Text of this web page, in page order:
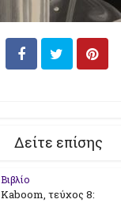
Δείτε επίσης
Βιβλίο
Kaboom, τεύχος 8: